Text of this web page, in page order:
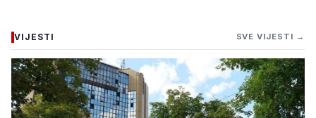
VIJESTI SVE VIJESTI →